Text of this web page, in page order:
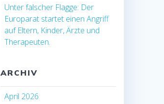
Unter falscher Flagge: Der
Europarat startet einen Angriff
auf Eltern, Kinder, Ärzte und
Therapeuten.
ARCHIV
April 2026